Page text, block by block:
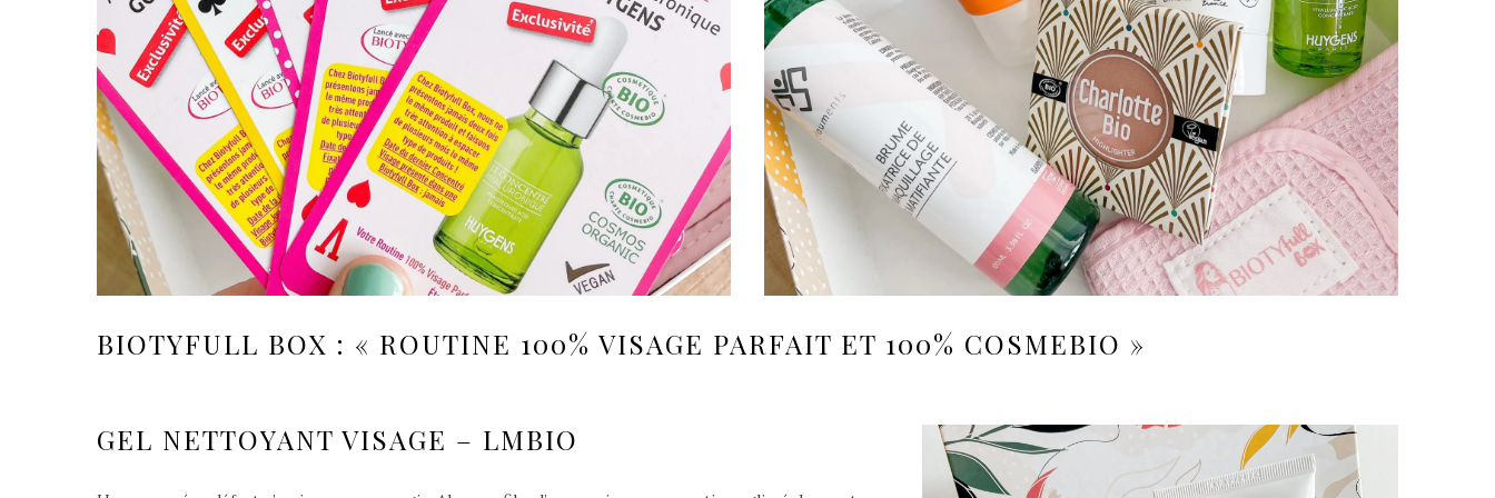
BIOTYFULL BOX : « ROUTINE 100% VISAGE PARFAIT ET 100% COSMEBIO »
GEL NETTOYANT VISAGE – LMBIO